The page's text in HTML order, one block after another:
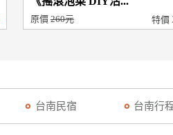
原價260元 特價
台南民宿 台南行